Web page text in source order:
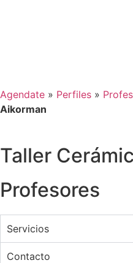
Agendate » Perfiles »
Aikorman
Taller
Profesores
Servicios
Contacto